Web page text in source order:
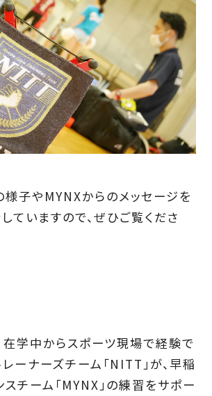
子やMYNXからのメッセージを
いますので、ぜひご覧くださ
在学中からスポーツ現場で経験で
ーナーズチーム「NITT」が、早稲
チーム「MYNX」の練習をサポー